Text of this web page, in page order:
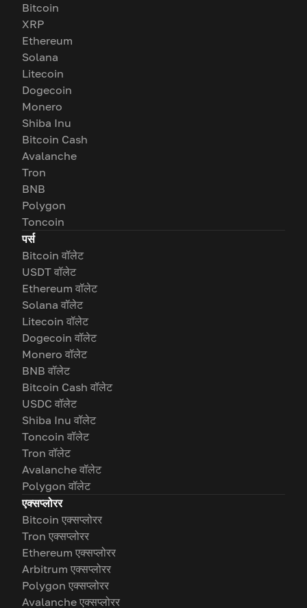
Bitcoin
XRP
Ethereum
Solana
Litecoin
Dogecoin
Monero
Shiba Inu
Bitcoin Cash
Avalanche
Tron
BNB
Polygon
Toncoin
पर्स
Bitcoin वॉलेट
USDT वॉलेट
Ethereum वॉलेट
Solana वॉलेट
Litecoin वॉलेट
Dogecoin वॉलेट
Monero वॉलेट
BNB वॉलेट
Bitcoin Cash वॉलेट
USDC वॉलेट
Shiba Inu वॉलेट
Toncoin वॉलेट
Tron वॉलेट
Avalanche वॉलेट
Polygon वॉलेट
एक्सप्लोरर
Bitcoin एक्सप्लोरर
Tron एक्सप्लोरर
Ethereum एक्सप्लोरर
Arbitrum एक्सप्लोरर
Polygon एक्सप्लोरर
Avalanche एक्सप्लोरर